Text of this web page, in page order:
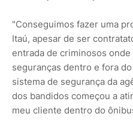
"Conseguimos fazer uma
Itaú, apesar de ser
entrada de criminosos
seguranças dentro e fora
sistema de segurança da
dos bandidos começou a
meu cliente dentro do